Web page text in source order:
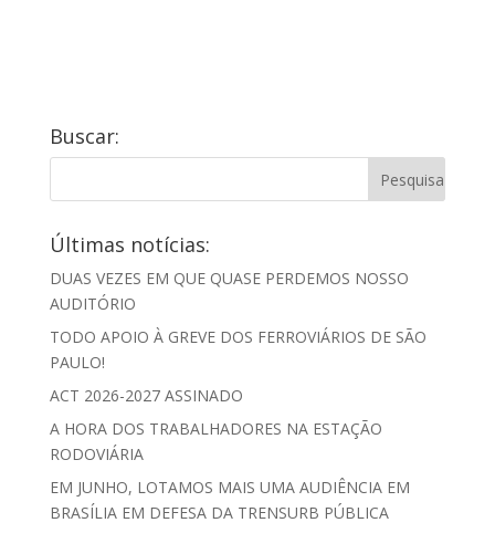
Buscar:
Últimas notícias:
DUAS VEZES EM QUE QUASE PERDEMOS NOSSO
AUDITÓRIO
TODO APOIO À GREVE DOS FERROVIÁRIOS DE SÃO
PAULO!
ACT 2026-2027 ASSINADO
A HORA DOS TRABALHADORES NA ESTAÇÃO
RODOVIÁRIA
EM JUNHO, LOTAMOS MAIS UMA AUDIÊNCIA EM
BRASÍLIA EM DEFESA DA TRENSURB PÚBLICA